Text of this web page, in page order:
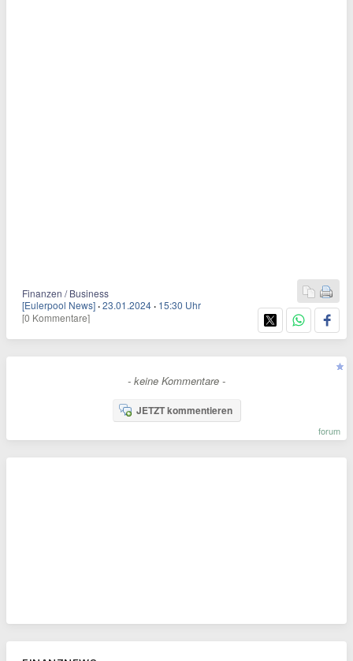
Finanzen / Business
[Eulerpool News] ·23.01.2024 · 15:30 Uhr
[0 Kommentare]
- keine Kommentare -
JETZT kommentieren
forum